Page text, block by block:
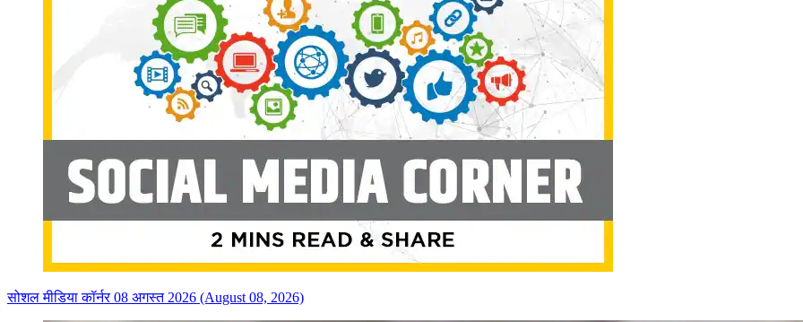
सोशल मीडिया कॉर्नर 08 अगस्त 2026 (August 08, 2026)